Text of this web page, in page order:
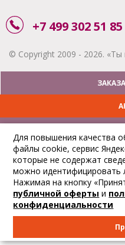
+7 499 302 51 85
© Copyright 2009 - 2026.
Для повышения качества
файлы cookie, сервис
которые не содержат
можно идентифицировать
Нажимая на кнопку
публичной оферты и
конфиденциальности